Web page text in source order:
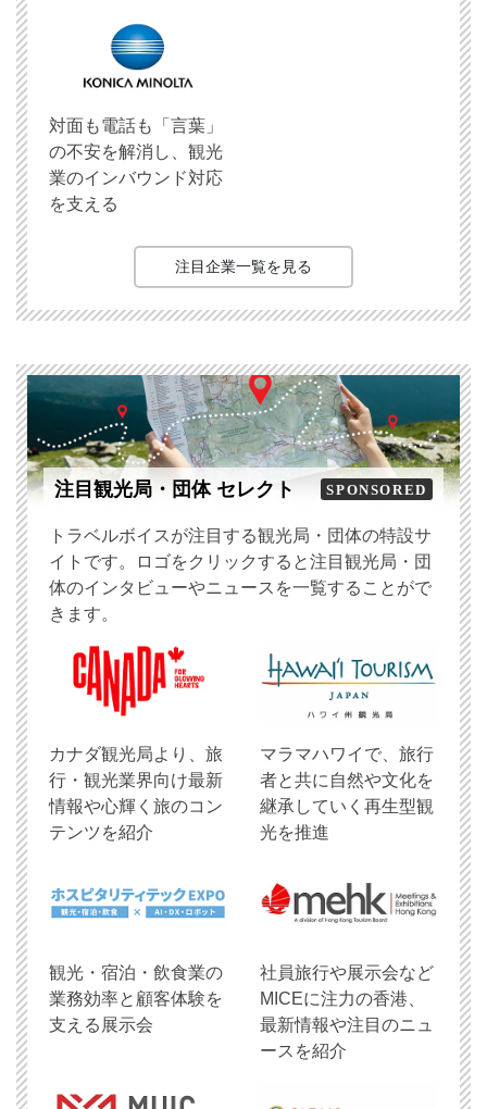
対面も電話も「言葉」
の不安を解消し、観光
業のインバウンド対応
を支える
注目企業一覧を見る
注目観光局・団体 セレクト SPONSORED
トラベルボイスが注目する観光局・団体の特設サ
イトです。ロゴをクリックすると注目観光局・団
体のインタビューやニュースを一覧することがで
きます。
​カナダ観光局より、旅
行・観光業界向け最新
情報や心輝く旅のコン
テンツを紹介
マラマハワイで、旅行
者と共に自然や文化を
継承していく再生型観
光を推進
観光・宿泊・飲食業の
業務効率と顧客体験を
支える展示会
社員旅行や展示会など
MICEに注力の香港、
最新情報や注目のニュ
ースを紹介